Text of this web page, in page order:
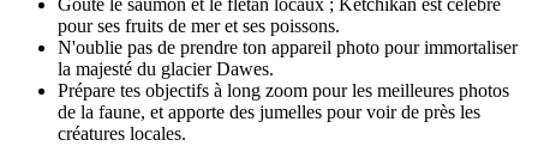
Goûte le saumon et le flétan locaux ; Ketchikan est célèbre
pour ses fruits de mer et ses poissons.
N'oublie pas de prendre ton appareil photo pour immortaliser
la majesté du glacier Dawes.
Prépare tes objectifs à long zoom pour les meilleures photos
de la faune, et apporte des jumelles pour voir de près les
créatures locales.